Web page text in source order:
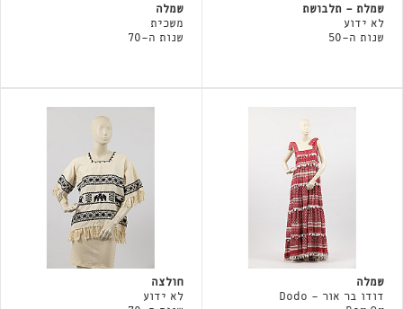
שמלת - תלבושת
לא ידוע
שנות ה-50
שמלה
משכית
שנות ה-70
שמלה
דודו בר אור - Dodo
חולצה
לא ידוע